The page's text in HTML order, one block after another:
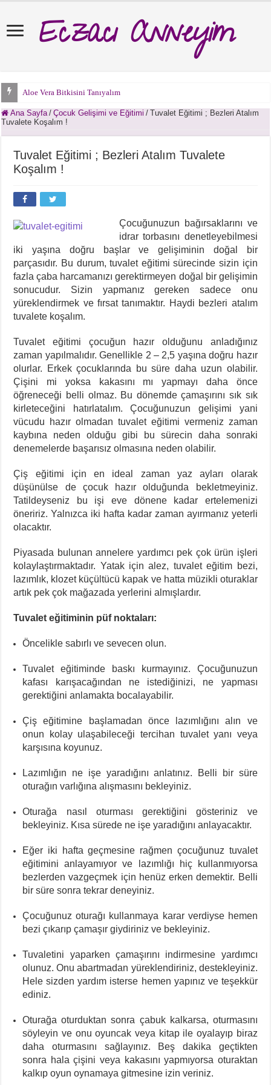
Eczacı Anneyim
Aloe Vera Bitkisini Tanıyalım
Ana Sayfa / Çocuk Gelişimi ve Eğitimi / Tuvalet Eğitimi ; Bezleri Atalım
Tuvalete Koşalım !
Tuvalet Eğitimi ; Bezleri Atalım Tuvalete
Koşalım !
Çocuğunuzun bağırsaklarını ve
idrar torbasını denetleyebilmesi
iki yaşına doğru başlar ve gelişiminin doğal bir
parçasıdır. Bu durum, tuvalet eğitimi sürecinde sizin için
fazla çaba harcamanızı gerektirmeyen doğal bir gelişimin
sonucudur. Sizin yapmanız gereken sadece onu
yüreklendirmek ve fırsat tanımaktır. Haydi bezleri atalım
tuvalete koşalım.
Tuvalet eğitimi çocuğun hazır olduğunu anladığınız
zaman yapılmalıdır. Genellikle 2 – 2,5 yaşına doğru hazır
olurlar. Erkek çocuklarında bu süre daha uzun olabilir.
Çişini mi yoksa kakasını mı yapmayı daha önce
öğreneceği belli olmaz. Bu dönemde çamaşırını sık sık
kirleteceğini hatırlatalım. Çocuğunuzun gelişimi yani
vücudu hazır olmadan tuvalet eğitimi vermeniz zaman
kaybına neden olduğu gibi bu sürecin daha sonraki
denemelerde başarısız olmasına neden olabilir.
Çiş eğitimi için en ideal zaman yaz ayları olarak
düşünülse de çocuk hazır olduğunda bekletmeyiniz.
Tatildeyseniz bu işi eve dönene kadar ertelemenizi
öneririz. Yalnızca iki hafta kadar zaman ayırmanız yeterli
olacaktır.
Piyasada bulunan annelere yardımcı pek çok ürün işleri
kolaylaştırmaktadır. Yatak için alez, tuvalet eğitim bezi,
lazımlık, klozet küçültücü kapak ve hatta müzikli oturaklar
artık pek çok mağazada yerlerini almışlardır.
Tuvalet eğitiminin püf noktaları:
Öncelikle sabırlı ve sevecen olun.
Tuvalet eğitiminde baskı kurmayınız. Çocuğunuzun
kafası karışacağından ne istediğinizi, ne yapması
gerektiğini anlamakta bocalayabilir.
Çiş eğitimine başlamadan önce lazımlığını alın ve
onun kolay ulaşabileceği tercihan tuvalet yanı veya
karşısına koyunuz.
Lazımlığın ne işe yaradığını anlatınız. Belli bir süre
oturağın varlığına alışmasını bekleyiniz.
Oturağa nasıl oturması gerektiğini gösteriniz ve
bekleyiniz. Kısa sürede ne işe yaradığını anlayacaktır.
Eğer iki hafta geçmesine rağmen çocuğunuz tuvalet
eğitimini anlayamıyor ve lazımlığı hiç kullanmıyorsa
bezlerden vazgeçmek için henüz erken demektir. Belli
bir süre sonra tekrar deneyiniz.
Çocuğunuz oturağı kullanmaya karar verdiyse hemen
bezi çıkarıp çamaşır giydiriniz ve bekleyiniz.
Tuvaletini yaparken çamaşırını indirmesine yardımcı
olunuz. Onu abartmadan yüreklendiriniz, destekleyiniz.
Hele sizden yardım isterse hemen yapınız ve teşekkür
ediniz.
Oturağa oturduktan sonra çabuk kalkarsa, oturmasını
söyleyin ve onu oyuncak veya kitap ile oyalayıp biraz
daha oturmasını sağlayınız. Beş dakika geçtikten
sonra hala çişini veya kakasını yapmıyorsa oturaktan
kalkıp oyun oynamaya gitmesine izin veriniz.